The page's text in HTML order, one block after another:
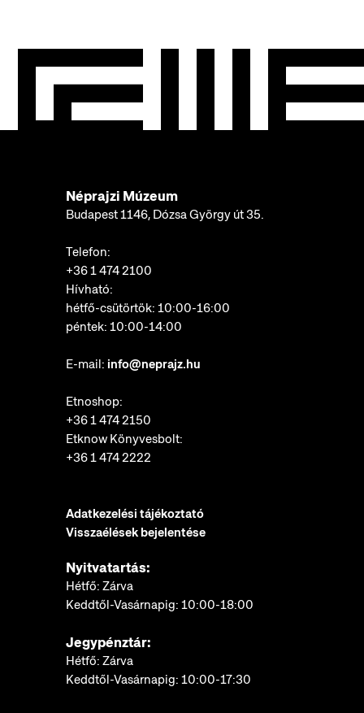
Néprajzi Múzeum
Budapest 1146, Dózsa György út 35.
Telefon:
+36 1 474 2100
Hívható:
hétfő-csütörtök: 10:00-16:00
péntek: 10:00-14:00
E-mail: info@neprajz.hu
Etnoshop:
+36 1 474 2150
Etknow Könyvesbolt:
+36 1 474 2222
Adatkezelési tájékoztató
Visszaélések bejelentése
Nyitvatartás:
Hétfő: Zárva
Keddtől-Vasárnapig: 10:00-18:00
Jegypénztár:
Hétfő: Zárva
Keddtől-Vasárnapig: 10:00-17:30